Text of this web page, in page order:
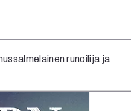
runoilija ja